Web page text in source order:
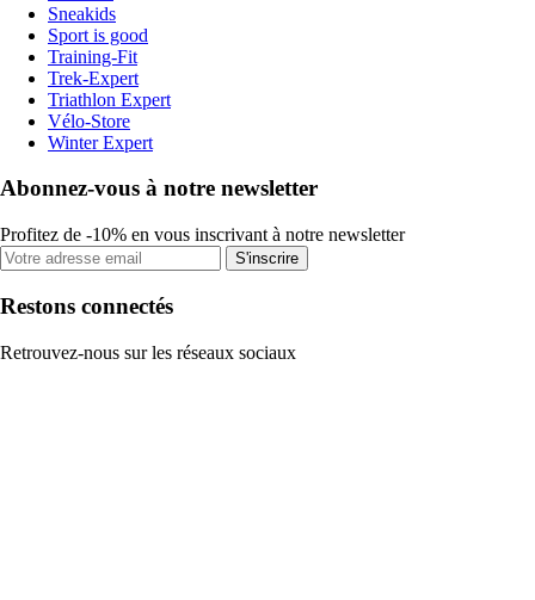
Sneakids
Sport is good
Training-Fit
Trek-Expert
Triathlon Expert
Vélo-Store
Winter Expert
Abonnez-vous à notre newsletter
Profitez de -10% en vous inscrivant à notre newsletter
S'inscrire
Restons connectés
Retrouvez-nous sur les réseaux sociaux